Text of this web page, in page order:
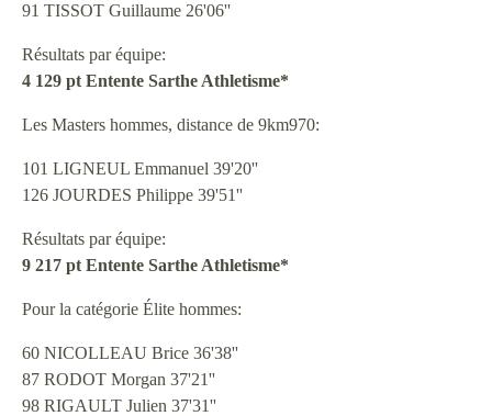
91 TISSOT Guillaume 26'06''
Résultats par équipe:
4 129 pt Entente Sarthe Athletisme*
Les Masters hommes, distance de 9km970:
101 LIGNEUL Emmanuel 39'20''
126 JOURDES Philippe 39'51''
Résultats par équipe:
9 217 pt Entente Sarthe Athletisme*
Pour la catégorie Élite hommes:
60 NICOLLEAU Brice 36'38''
87 RODOT Morgan 37'21''
98 RIGAULT Julien 37'31''